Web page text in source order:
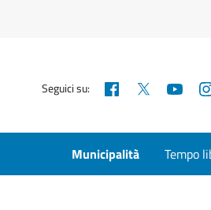
Seguici su: Facebook
Municipalità Tempo